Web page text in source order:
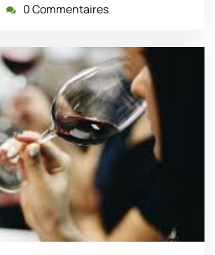
0 Commentaires